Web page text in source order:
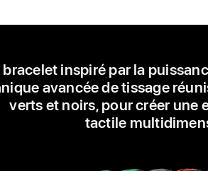
bracelet inspiré par la
avancée de tissage
verts et noirs, pour créer une
tactile